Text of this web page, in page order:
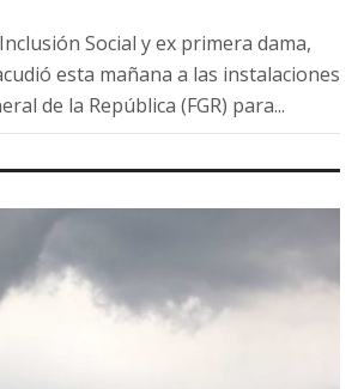
Social y ex primera dama,
esta mañana a las instalaciones
de la República (FGR) para...